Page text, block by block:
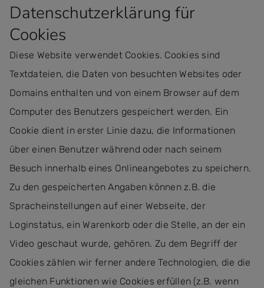
Datenschutzerklärung für
Cookies
Diese Website verwendet Cookies. Cookies sind
Textdateien, die Daten von besuchten Websites oder
Domains enthalten und von einem Browser auf dem
Computer des Benutzers gespeichert werden. Ein
Cookie dient in erster Linie dazu, die Informationen
über einen Benutzer während oder nach seinem
Besuch innerhalb eines Onlineangebotes zu speichern.
Zu den gespeicherten Angaben können z.B. die
Spracheinstellungen auf einer Webseite, der
Loginstatus, ein Warenkorb oder die Stelle, an der ein
Video geschaut wurde, gehören. Zu dem Begriff der
Cookies zählen wir ferner andere Technologien, die die
gleichen Funktionen wie Cookies erfüllen (z.B. wenn